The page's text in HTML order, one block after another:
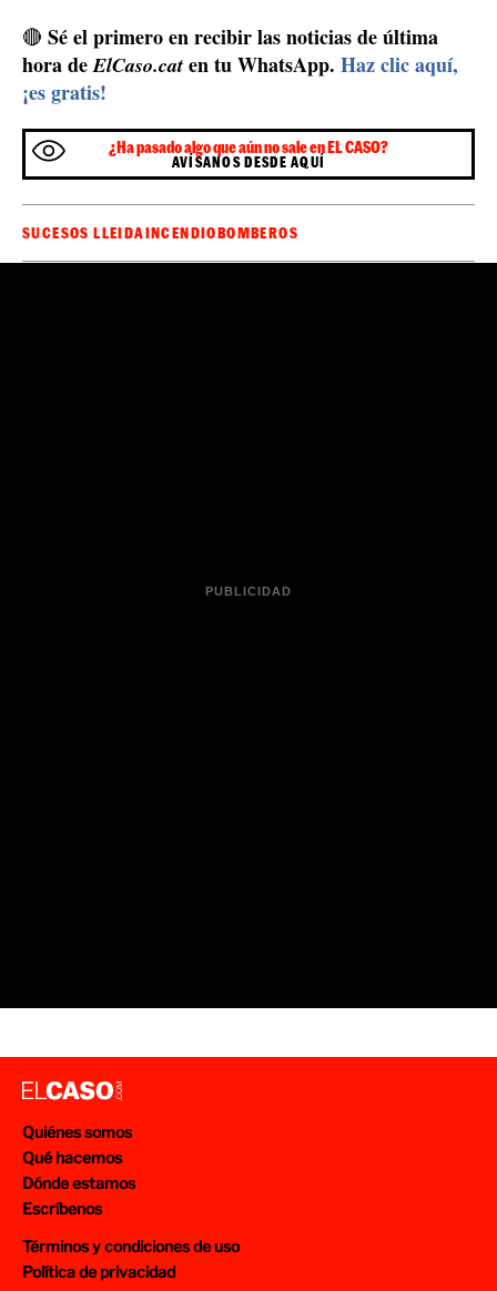
🔴 Sé el primero en recibir las noticias de última
hora deElCaso.cat en tu WhatsApp. Haz clic aquí,
¡es gratis!
¿Ha pasado algo que aún no sale en EL CASO?
AVÍSANOS DESDE AQUÍ
SUCESOS LLEIDAINCENDIOBOMBEROS
Quiénes somos
Qué hacemos
Dónde estamos
Escríbenos
Términos y condiciones de uso
Política de privacidad